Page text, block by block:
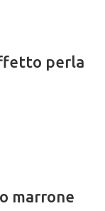
perla
marrone